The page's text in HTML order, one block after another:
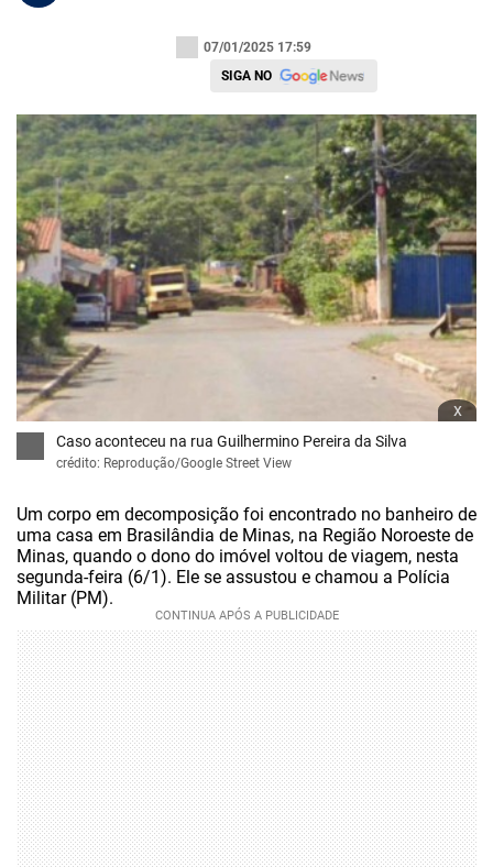
07/01/2025 17:59
SIGA NO
x
Caso aconteceu na rua Guilhermino Pereira da Silva
crédito: Reprodução/Google Street View
Um corpo em decomposição foi encontrado no banheiro de
uma casa em Brasilândia de Minas, na Região Noroeste de
Minas, quando o dono do imóvel voltou de viagem, nesta
segunda-feira (6/1). Ele se assustou e chamou a Polícia
Militar (PM).